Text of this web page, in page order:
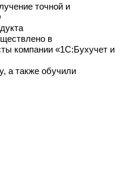
точной и
в
компании «1С:Бухучет и
а также обучили